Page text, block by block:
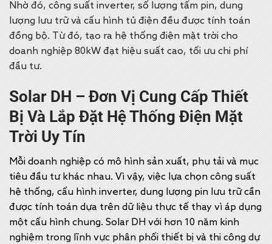
Nhờ đó, công suất inverter, số lượng tấm pin, dung
lượng lưu trữ và cấu hình tủ điện đều được tính toán
đồng bộ. Từ đó, tạo ra hệ thống điện mặt trời cho
doanh nghiệp 80kW đạt hiệu suất cao, tối ưu chi phí
đầu tư.
Solar DH – Đơn Vị Cung Cấp Thiết
Bị Và Lắp Đặt Hệ Thống Điện Mặt
Trời Uy Tín
Mỗi doanh nghiệp có mô hình sản xuất, phụ tải và mục
tiêu đầu tư khác nhau. Vì vậy, việc lựa chọn công suất
hệ thống, cấu hình inverter, dung lượng pin lưu trữ cần
được tính toán dựa trên dữ liệu thực tế thay vì áp dụng
một cấu hình chung. Solar DH với hơn 10 năm kinh
nghiệm trong lĩnh vực phân phối thiết bị và thi công dự